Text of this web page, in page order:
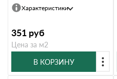
Характеристики
351 руб
Цена за м2
В КОРЗИНУ